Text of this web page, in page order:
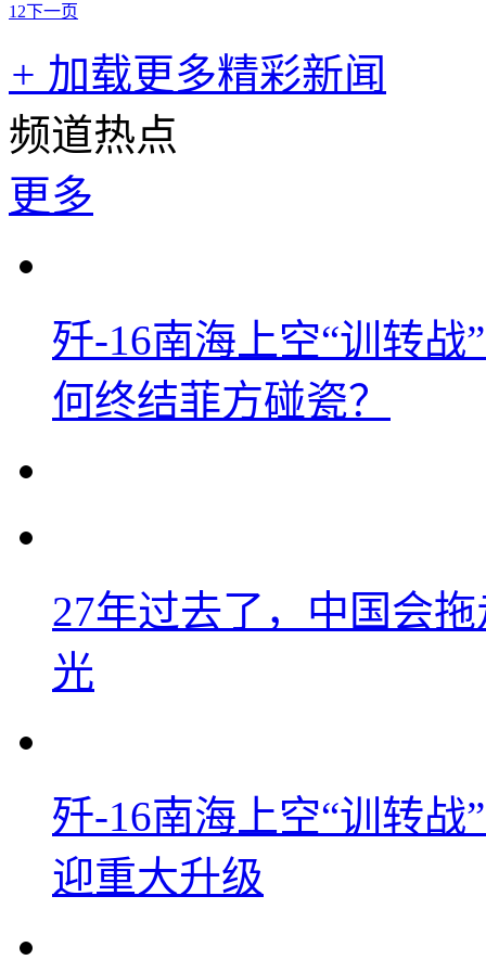
1 2下一页
+ 加载更多精彩新闻
频道热点
更多
歼-16南海上空“训转
何终结菲方碰瓷？
27年过去了，中国会
光
歼-16南海上空“训转
迎重大升级